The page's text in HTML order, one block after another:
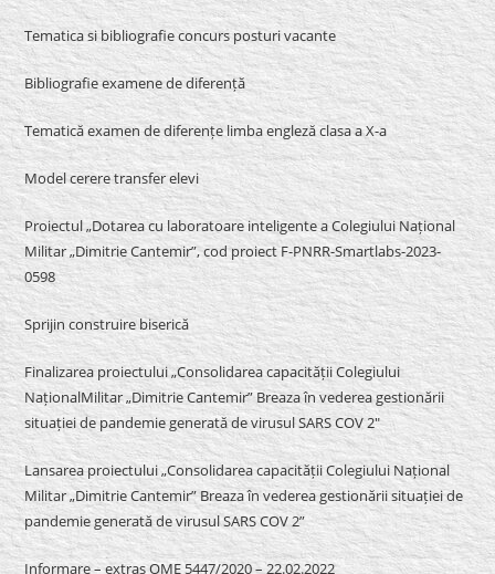
Tematica si bibliografie concurs posturi vacante
Bibliografie examene de diferență
Tematică examen de diferențe limba engleză clasa a X-a
Model cerere transfer elevi
Proiectul „Dotarea cu laboratoare inteligente a Colegiului Național
Militar „Dimitrie Cantemir”, cod proiect F-PNRR-Smartlabs-2023-
0598
Sprijin construire biserică
Finalizarea proiectului „Consolidarea capacității Colegiului
NaționalMilitar „Dimitrie Cantemir” Breaza în vederea gestionării
situației de pandemie generată de virusul SARS COV 2″
Lansarea proiectului „Consolidarea capacității Colegiului Național
Militar „Dimitrie Cantemir” Breaza în vederea gestionării situației de
pandemie generată de virusul SARS COV 2”
Informare – extras OME 5447/2020 – 22.02.2022